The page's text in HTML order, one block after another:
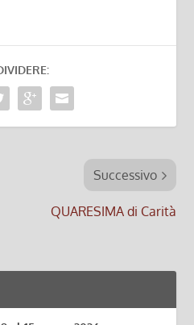
Successivo
QUARESIMA di Carità